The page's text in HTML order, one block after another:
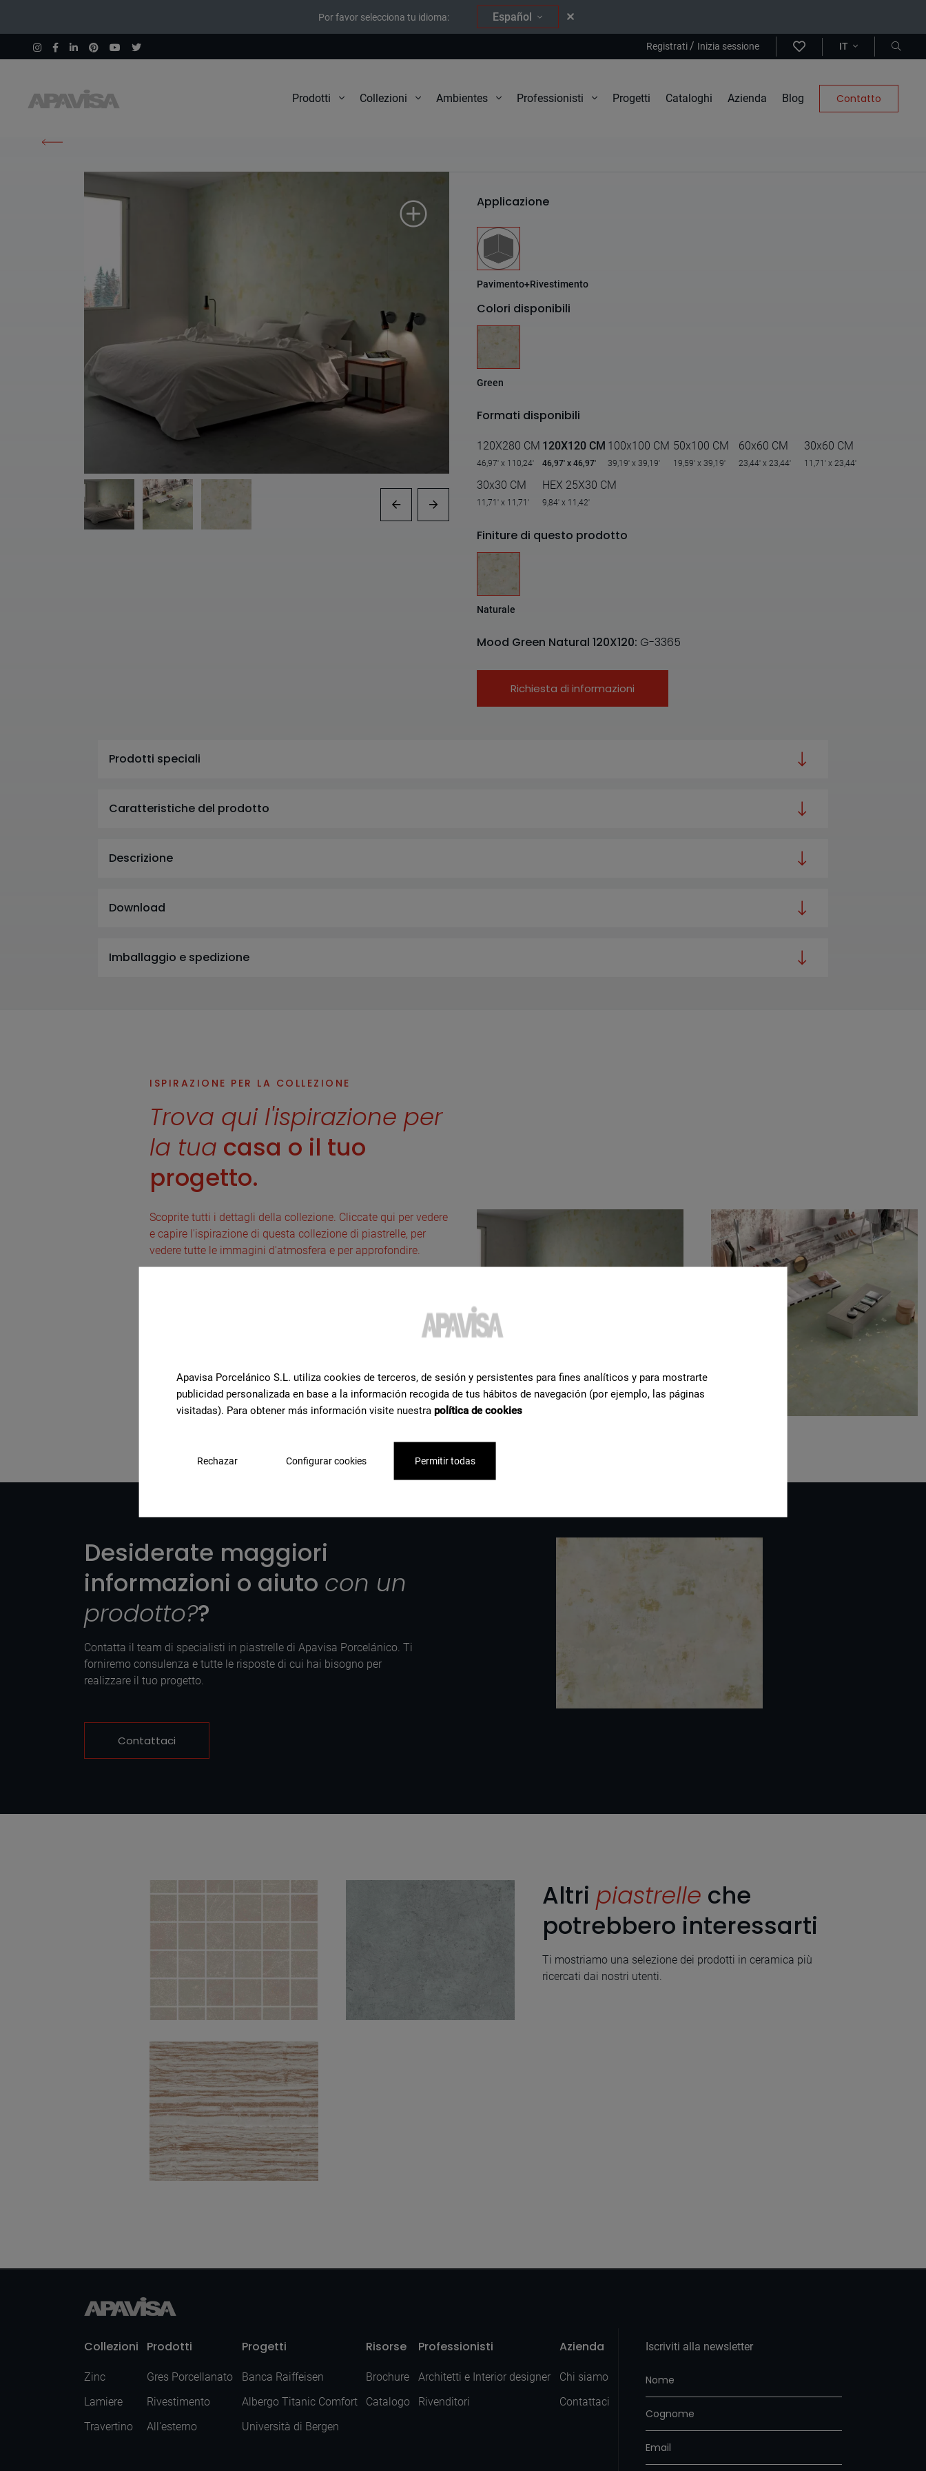
Por favor selecciona tu idioma: Español
Registrati/ Inizia sessione IT
Prodotti Collezioni Ambientes Professionisti Progetti Cataloghi Azienda Blog Contatto
Applicazione
Pavimento+Rivestimento
Colori disponibili
Green
Formati disponibili
120X280 CM
46,97' x 110,24'
120X120 CM
46,97' x 46,97'
100x100 CM
39,19' x 39,19'
50x100 CM
19,59' x 39,19'
60x60 CM
23,44' x 23,44'
30x60 CM
11,71' x 23,44'
30x30 CM
11,71' x 11,71'
HEX 25X30 CM
9,84' x 11,42'
Finiture di questo prodotto
Naturale
Mood Green Natural 120X120: G-3365
Richiesta di informazioni
Prodotti speciali
Caratteristiche del prodotto
Descrizione
Download
Imballaggio e spedizione
ISPIRAZIONE PER LA COLLEZIONE
Trova qui l'ispirazione per
la tua casa o il tuo
progetto.
Scoprite tutti i dettagli della collezione. Cliccate qui per vedere
e capire l'ispirazione di questa collezione di piastrelle, per
vedere tutte le immagini d'atmosfera e per approfondire.
Visualizza la collezione completa
Desiderate maggiori
informazioni o aiuto con un
prodotto??
Contatta il team di specialisti in piastrelle di Apavisa Porcelánico. Ti
forniremo consulenza e tutte le risposte di cui hai bisogno per
realizzare il tuo progetto.
Contattaci
Ozone Ivory Nat
Mos 5X5 30X30
Altri piastrelle che
potrebbero interessarti
Ti mostriamo una selezione dei prodotti in ceramica più
ricercati dai nostri utenti.
Collezioni
Zinc
Lamiere
Travertino
Prodotti
Gres Porcellanato
Rivestimento
All'esterno
Progetti
Banca Raiffeisen
Albergo Titanic Comfort
Università di Bergen
Risorse
Brochure
Catalogo
Professionisti
Architetti e Interior designer
Rivenditori
Azienda
Chi siamo
Contattaci
Iscriviti alla newsletter
Apavisa Porcelánico S.L. utiliza cookies de terceros, de sesión y persistentes para fines analíticos y para mostrarte
publicidad personalizada en base a la información recogida de tus hábitos de navegación (por ejemplo, las páginas
visitadas). Para obtener más información visite nuestra política de cookies
Rechazar Configurar cookies Permitir todas